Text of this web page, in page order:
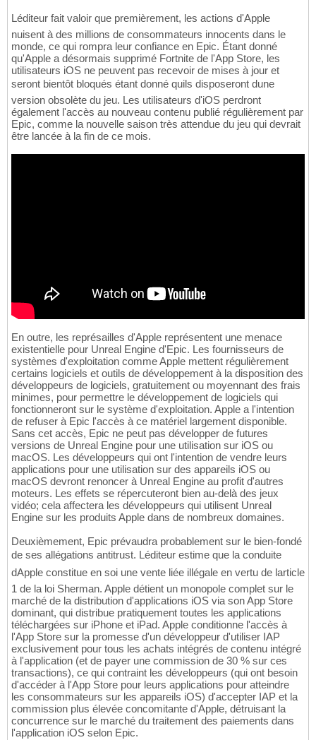
Léditeur fait valoir que premièrement, les actions d'Apple
nuisent à des millions de consommateurs innocents dans le
monde, ce qui rompra leur confiance en Epic. Étant donné
qu'Apple a désormais supprimé Fortnite de l'App Store, les
utilisateurs iOS ne peuvent pas recevoir de mises à jour et
seront bientôt bloqués étant donné quils disposeront dune
version obsolète du jeu. Les utilisateurs d'iOS perdront
également l'accès au nouveau contenu publié régulièrement par
Epic, comme la nouvelle saison très attendue du jeu qui devrait
être lancée à la fin de ce mois.
En outre, les représailles d'Apple représentent une menace
existentielle pour Unreal Engine d'Epic. Les fournisseurs de
systèmes d'exploitation comme Apple mettent régulièrement
certains logiciels et outils de développement à la disposition des
développeurs de logiciels, gratuitement ou moyennant des frais
minimes, pour permettre le développement de logiciels qui
fonctionneront sur le système d'exploitation. Apple a l'intention
de refuser à Epic l'accès à ce matériel largement disponible.
Sans cet accès, Epic ne peut pas développer de futures
versions de Unreal Engine pour une utilisation sur iOS ou
macOS. Les développeurs qui ont l'intention de vendre leurs
applications pour une utilisation sur des appareils iOS ou
macOS devront renoncer à Unreal Engine au profit d'autres
moteurs. Les effets se répercuteront bien au-delà des jeux
vidéo; cela affectera les développeurs qui utilisent Unreal
Engine sur les produits Apple dans de nombreux domaines.
Deuxièmement, Epic prévaudra probablement sur le bien-fondé
de ses allégations antitrust. Léditeur estime que la conduite
dApple constitue en soi une vente liée illégale en vertu de larticle
1 de la loi Sherman. Apple détient un monopole complet sur le
marché de la distribution d'applications iOS via son App Store
dominant, qui distribue pratiquement toutes les applications
téléchargées sur iPhone et iPad. Apple conditionne l'accès à
l'App Store sur la promesse d'un développeur d'utiliser IAP
exclusivement pour tous les achats intégrés de contenu intégré
à l'application (et de payer une commission de 30 % sur ces
transactions), ce qui contraint les développeurs (qui ont besoin
d'accéder à l'App Store pour leurs applications pour atteindre
les consommateurs sur les appareils iOS) d'accepter IAP et la
commission plus élevée concomitante d'Apple, détruisant la
concurrence sur le marché du traitement des paiements dans
l'application iOS selon Epic.